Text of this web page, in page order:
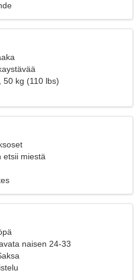
50 kg (110 lbs)
etsii miestä
naisen 24-33